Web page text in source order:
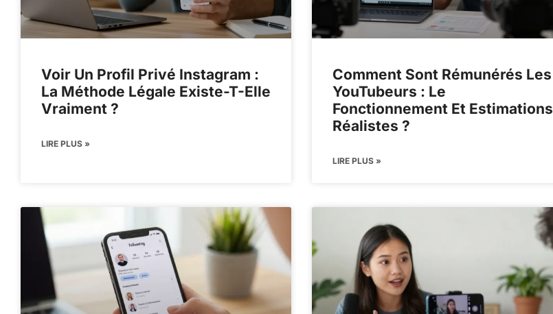
Voir Un Profil Privé Instagram :
La Méthode Légale Existe-T-Elle
Vraiment ?
LIRE PLUS »
Comment Sont Rémunérés Les
YouTubeurs : Le
Fonctionnement Et Estimations
Réalistes ?
LIRE PLUS »